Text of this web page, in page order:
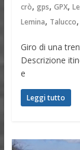
crò, gps, GPX,
Lemina, Talucco,
Giro di una
Descrizione
e
Leggi tutto